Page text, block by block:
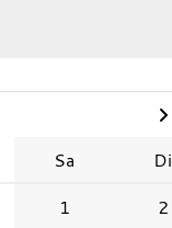
Sa
Di
1
2